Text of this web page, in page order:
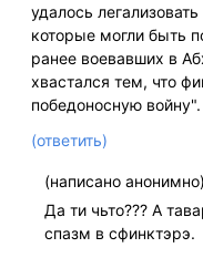
удалось
которые могли быть
ранее воевавших в
хвастался тем, что
победоносную войну".
(ответить)
(написано анонимно)
Да ти чьто??? А
спазм в сфинктэрэ.